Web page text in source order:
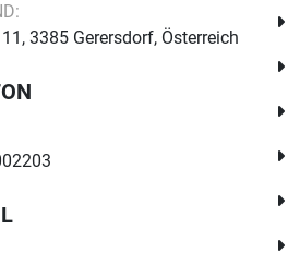
3385 Gerersdorf, Österreich